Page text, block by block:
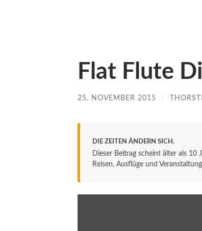
Flat Flute
25. NOVEMBER 2015 /
DIE ZEITEN ÄNDERN SICH.
Dieser Beitrag scheint älter als 10
Reisen, Ausflüge und